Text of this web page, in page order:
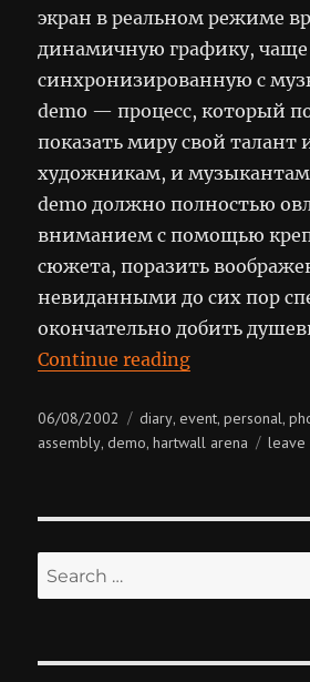
экран в реальном режиме
динамичную графику, чаще
синхронизированную с
demo — процесс, который
показать миру свой талант
художникам, и
demo должно полностью
вниманием с помощью
сюжета, поразить
невиданными до сих пор
окончательно добить
Continue reading“Assembly
Posted
on
06/08/2002 Categories
diary,event,personal,
assembly,demo,hartwall arena leave
Search
for: